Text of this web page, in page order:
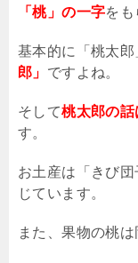
「桃」の一字をも
基本的に「桃太
郎」 ですよね。
そして桃太郎の
す。
お土産は「きび
じています。
また、果物の桃